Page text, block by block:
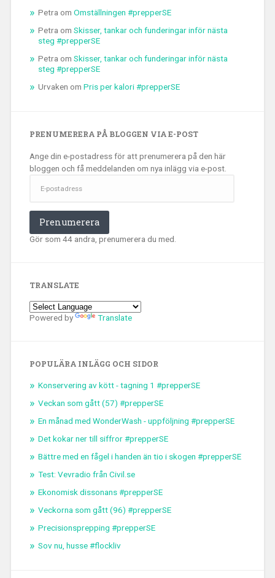
Petra om Omställningen #prepperSE
Petra om Skisser, tankar och funderingar inför nästa
steg #prepperSE
Petra om Skisser, tankar och funderingar inför nästa
steg #prepperSE
Urvaken om Pris per kalori #prepperSE
PRENUMERERA PÅ BLOGGEN VIA E-POST
Ange din e-postadress för att prenumerera på den här
bloggen och få meddelanden om nya inlägg via e-post.
postadress
Prenumerera
Gör som 44 andra, prenumerera du med.
TRANSLATE
Powered by Translate
POPULÄRA INLÄGG OCH SIDOR
Konservering av kött - tagning 1 #prepperSE
Veckan som gått (57) #prepperSE
En månad med WonderWash - uppföljning #prepperSE
Det kokar ner till siffror #prepperSE
Bättre med en fågel i handen än tio i skogen #prepperSE
Test: Vevradio från Civil.se
Ekonomisk dissonans #prepperSE
Veckorna som gått (96) #prepperSE
Precisionsprepping #prepperSE
Sov nu, husse #flockliv